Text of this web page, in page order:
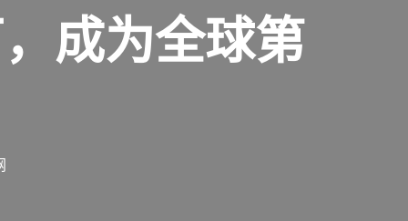
成为全球第